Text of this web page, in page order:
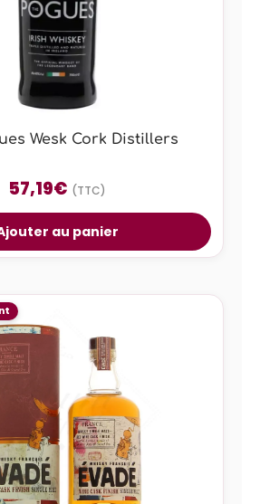
Wesk Cork Distillers
57,19€ (TTC)
au panier